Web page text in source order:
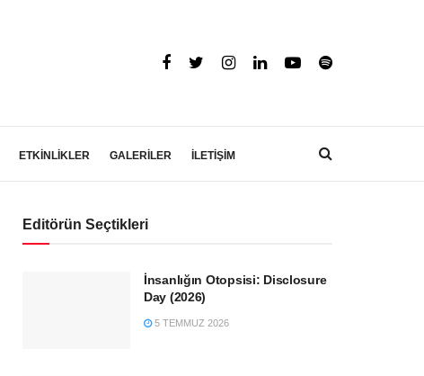
ETKİNLİKLER GALERİLER İLETİŞİM
Editörün Seçtikleri
İnsanlığın Otopsisi: Disclosure
Day (2026)
5 TEMMUZ 2026